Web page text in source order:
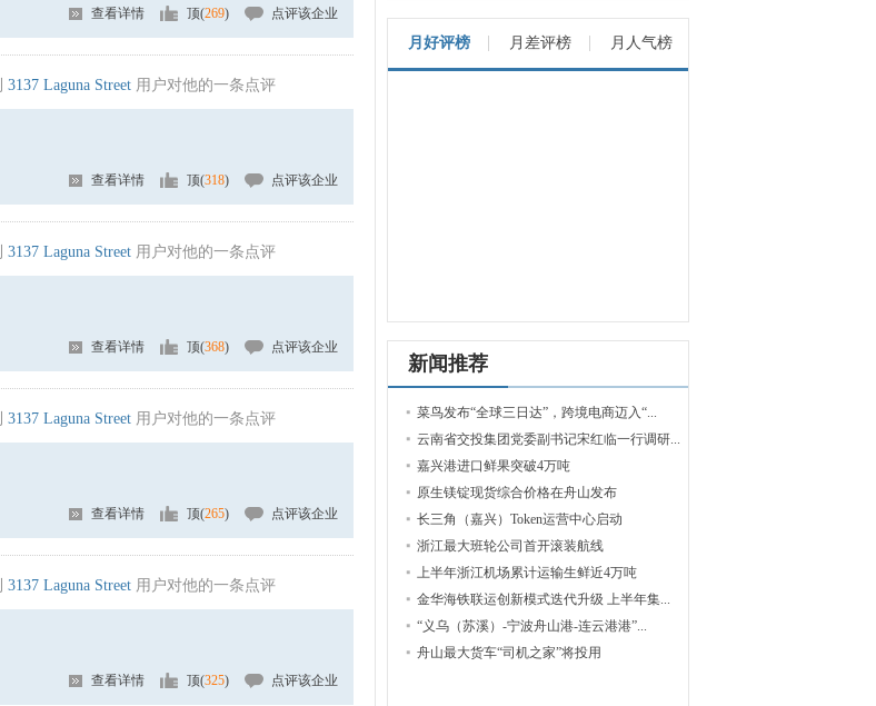
查看详情 顶(269) 点评该企业
3137 Laguna Street 用户对他的一条点评
查看详情 顶(318) 点评该企业
3137 Laguna Street 用户对他的一条点评
查看详情 顶(368) 点评该企业
3137 Laguna Street 用户对他的一条点评
查看详情 顶(265) 点评该企业
3137 Laguna Street 用户对他的一条点评
查看详情 顶(325) 点评该企业
月好评榜 月差评榜 月人气榜
新闻推荐
菜鸟发布“全球三日达”，跨境电商迈入“...
云南省交投集团党委副书记宋红临一行调研...
嘉兴港进口鲜果突破4万吨
原生镁锭现货综合价格在舟山发布
长三角（嘉兴）Token运营中心启动
浙江最大班轮公司首开滚装航线
上半年浙江机场累计运输生鲜近4万吨
金华海铁联运创新模式迭代升级 上半年集...
“义乌（苏溪）-宁波舟山港-连云港港”...
舟山最大货车“司机之家”将投用